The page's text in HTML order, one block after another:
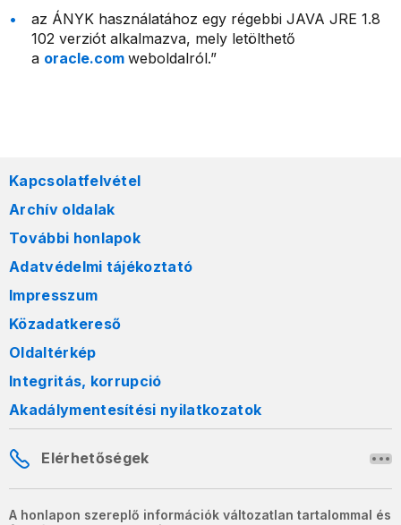
az ÁNYK használatához egy régebbi JAVA JRE 1.8
102 verziót alkalmazva, mely letölthető
a oracle.com weboldalról.”
Kapcsolatfelvétel
Archív oldalak
További honlapok
Adatvédelmi tájékoztató
Impresszum
Közadatkereső
Oldaltérkép
Integritás, korrupció
Akadálymentesítési nyilatkozatok
Elérhetőségek
A honlapon szereplő információk változatlan tartalommal és